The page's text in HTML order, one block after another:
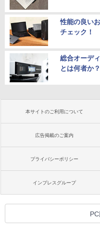
性能の良い
チェック！
総合オーデ
とは何者か？
本サイトのご利用について
広告掲載のご案内
プライバシーポリシー
インプレスグループ